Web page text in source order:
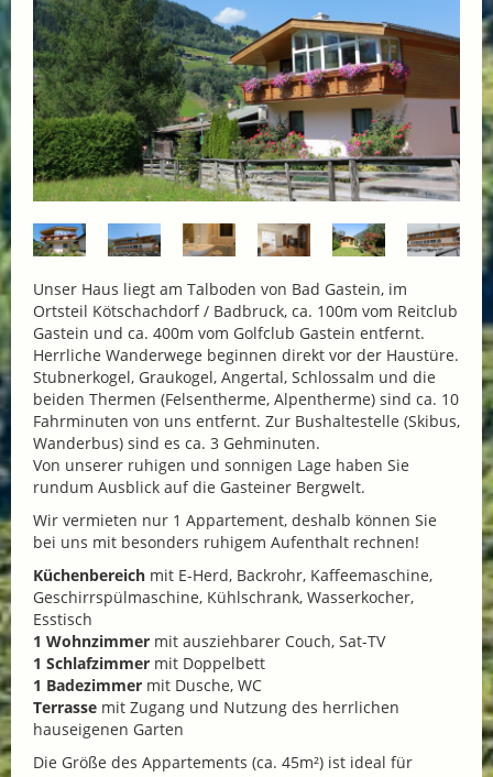
Unser Haus liegt am Talboden von Bad Gastein, im
Ortsteil Kötschachdorf / Badbruck, ca. 100m vom Reitclub
Gastein und ca. 400m vom Golfclub Gastein entfernt.
Herrliche Wanderwege beginnen direkt vor der Haustüre.
Stubnerkogel, Graukogel, Angertal, Schlossalm und die
beiden Thermen (Felsentherme, Alpentherme) sind ca. 10
Fahrminuten von uns entfernt. Zur Bushaltestelle (Skibus,
Wanderbus) sind es ca. 3 Gehminuten.
Von unserer ruhigen und sonnigen Lage haben Sie
rundum Ausblick auf die Gasteiner Bergwelt.
Wir vermieten nur 1 Appartement, deshalb können Sie
bei uns mit besonders ruhigem Aufenthalt rechnen!
Küchenbereich mit E-Herd, Backrohr, Kaffeemaschine,
Geschirrspülmaschine, Kühlschrank, Wasserkocher,
Esstisch
1 Wohnzimmer mit ausziehbarer Couch, Sat-TV
1 Schlafzimmer mit Doppelbett
1 Badezimmer mit Dusche, WC
Terrasse mit Zugang und Nutzung des herrlichen
hauseigenen Garten
Die Größe des Appartements (ca. 45m²) ist ideal für